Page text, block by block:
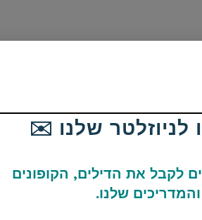
לניוזלטר שלנו ✉️
לקבל את הדילים, הקופונים
והמדריכים שלנו.